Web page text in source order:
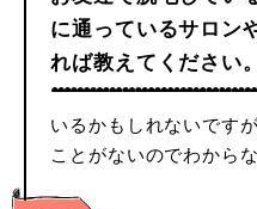
に通っているサロン
れば教えてください。
いるかもしれないです
ことがないのでわから